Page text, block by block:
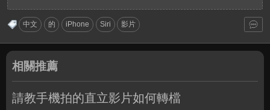
中文 的 iPhone Siri 影片
相關推薦
請教手機拍的直立影片如何轉檔